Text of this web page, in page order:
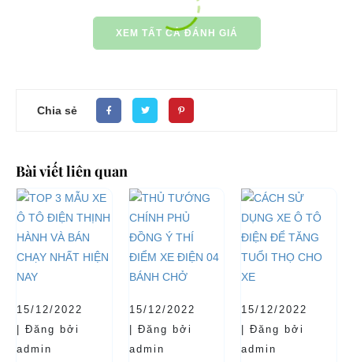
XEM TẤT CẢ ĐÁNH GIÁ
Chia sẻ
Bài viết liên quan
15/12/2022
| Đăng bởi
admin
15/12/2022
| Đăng bởi
admin
15/12/2022
| Đăng bởi
admin